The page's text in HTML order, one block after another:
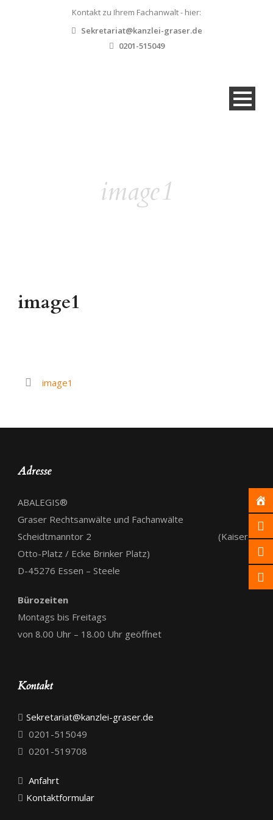
Kontakt zu Ihrem Fachanwalt - hier:
Sekretariat@kanzlei-graser.de
0201-515049
image1
image1
image1
Adresse
ABALEGIS®
Graser Rechtsanwälte und Fachanwälte
Scheidtmanntor 2 (Kaiser-
Otto-Platz / Ecke Brinker Platz)
D-45276 Essen – Steele
Bürozeiten
Montags bis Freitags
von 8.00 Uhr – 18.00 Uhr geöffnet
Kontakt
Sekretariat@kanzlei-graser.de
0201-515049
0201-519708
Anfahrt
Kontaktformular